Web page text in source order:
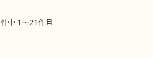
件中 1〜21件目